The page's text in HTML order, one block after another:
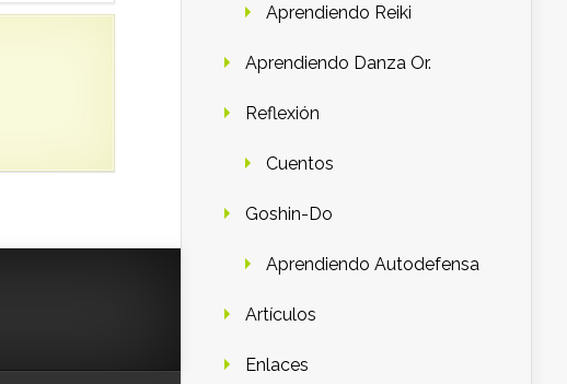
Aprendiendo Reiki
Aprendiendo Danza Or.
Reflexión
Cuentos
Goshin-Do
Aprendiendo Autodefensa
Artículos
Enlaces